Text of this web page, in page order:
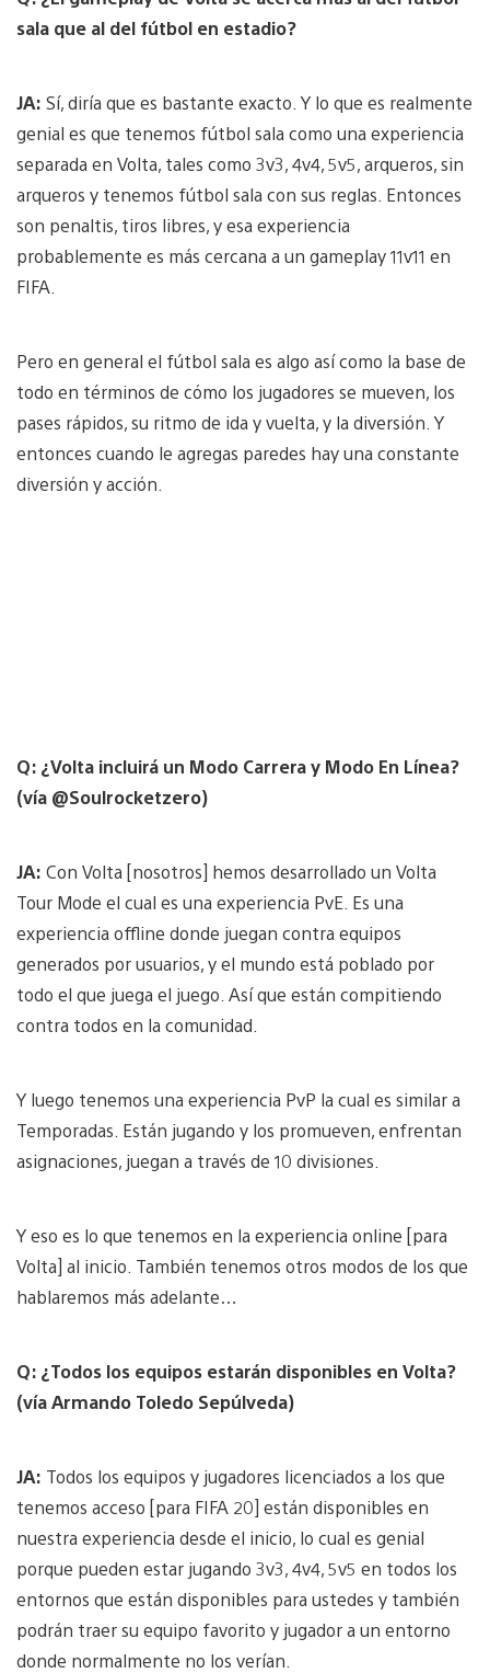
sala que al del fútbol en estadio?
JA: Sí, diría que es bastante exacto. Y lo que es realmente
genial es que tenemos fútbol sala como una experiencia
separada en Volta, tales como 3v3, 4v4, 5v5, arqueros, sin
arqueros y tenemos fútbol sala con sus reglas. Entonces
son penaltis, tiros libres, y esa experiencia
probablemente es más cercana a un gameplay 11v11 en
FIFA.
Pero en general el fútbol sala es algo así como la base de
todo en términos de cómo los jugadores se mueven, los
pases rápidos, su ritmo de ida y vuelta, y la diversión. Y
entonces cuando le agregas paredes hay una constante
diversión y acción.
Q: ¿Volta incluirá un Modo Carrera y Modo En Línea?
(vía @Soulrocketzero)
JA: Con Volta [nosotros] hemos desarrollado un Volta
Tour Mode el cual es una experiencia PvE. Es una
experiencia offline donde juegan contra equipos
generados por usuarios, y el mundo está poblado por
todo el que juega el juego. Así que están compitiendo
contra todos en la comunidad.
Y luego tenemos una experiencia PvP la cual es similar a
Temporadas. Están jugando y los promueven, enfrentan
asignaciones, juegan a través de 10 divisiones.
Y eso es lo que tenemos en la experiencia online [para
Volta] al inicio. También tenemos otros modos de los que
hablaremos más adelante…
Q: ¿Todos los equipos estarán disponibles en Volta?
(vía Armando Toledo Sepúlveda)
JA: Todos los equipos y jugadores licenciados a los que
tenemos acceso [para FIFA 20] están disponibles en
nuestra experiencia desde el inicio, lo cual es genial
porque pueden estar jugando 3v3, 4v4, 5v5 en todos los
entornos que están disponibles para ustedes y también
podrán traer su equipo favorito y jugador a un entorno
donde normalmente no los verían.